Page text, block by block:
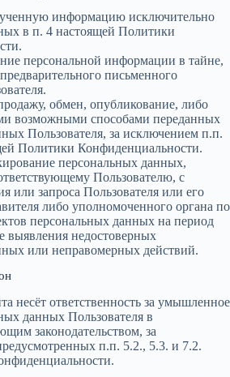
информацию исключительно
в п. 4 настоящей Политики
персональной информации в тайне,
письменного
обмен, опубликование, либо
возможными способами переданных
Пользователя, за исключением п.п.
Политики Конфиденциальности.
персональных данных,
Пользователю, с
или запроса Пользователя или его
либо уполномоченного органа по
персональных данных на период
выявления недостоверных
или неправомерных действий.
несёт ответственность за умышленное
данных Пользователя в
законодательством, за
п.п. 5.2., 5.3. и 7.2.